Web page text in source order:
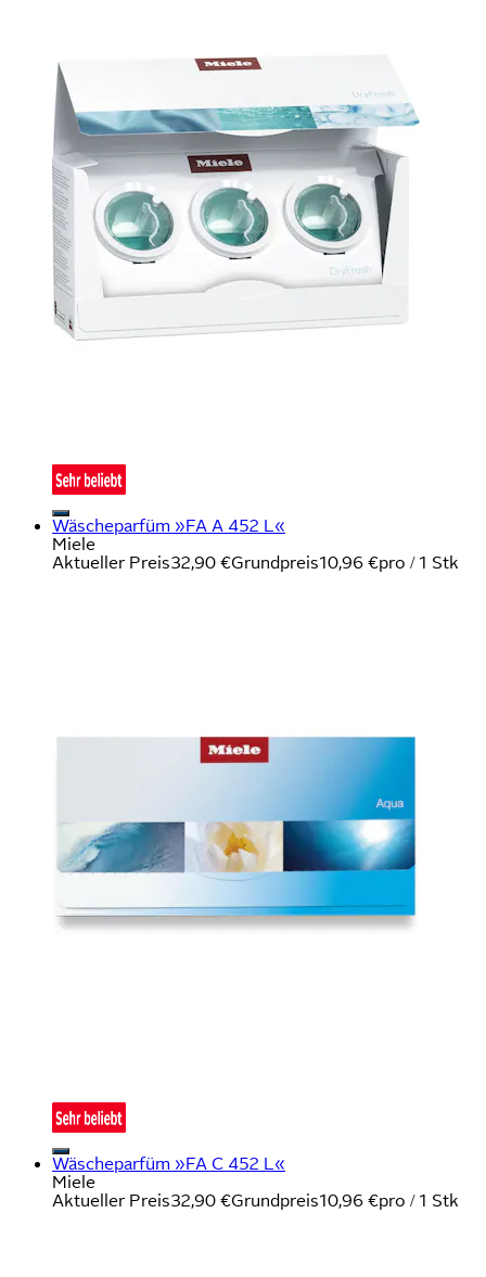
Wäscheparfüm »FA A 452 L«
Miele
Aktueller Preis32,90 €Grundpreis10,96 €pro / 1 Stk
Wäscheparfüm »FA C 452 L«
Miele
Aktueller Preis32,90 €Grundpreis10,96 €pro / 1 Stk